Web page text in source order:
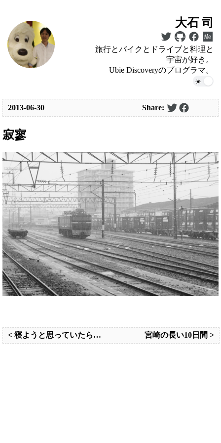
大石 司
旅行とバイクとドライブと料理と
宇宙が好き。
Ubie Discoveryのプログラマ。
2013-06-30 Share:
寂寥
< 寝ようと思っていたらRails4.0.0がリリース 宮崎の長い10日間 >